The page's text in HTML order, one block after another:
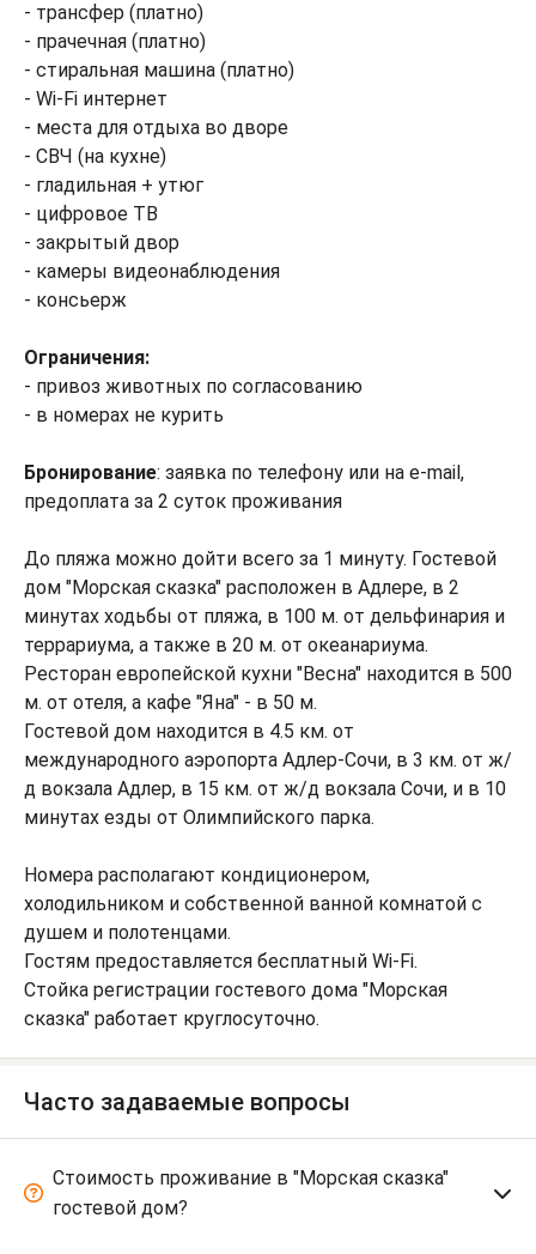
- трансфер (платно)
- прачечная (платно)
- стиральная машина (платно)
- Wi-Fi интернет
- места для отдыха во дворе
- СВЧ (на кухне)
- гладильная + утюг
- цифровое ТВ
- закрытый двор
- камеры видеонаблюдения
- консьерж
Ограничения:
- привоз животных по согласованию
- в номерах не курить
Бронирование: заявка по телефону или на e-mail,
предоплата за 2 суток проживания
До пляжа можно дойти всего за 1 минуту. Гостевой
дом "Морская сказка" расположен в Адлере, в 2
минутах ходьбы от пляжа, в 100 м. от дельфинария и
террариума, а также в 20 м. от океанариума.
Ресторан европейской кухни "Весна" находится в 500
м. от отеля, а кафе "Яна" - в 50 м.
Гостевой дом находится в 4.5 км. от
международного аэропорта Адлер-Сочи, в 3 км. от ж/
д вокзала Адлер, в 15 км. от ж/д вокзала Сочи, и в 10
минутах езды от Олимпийского парка.
Номера располагают кондиционером,
холодильником и собственной ванной комнатой с
душем и полотенцами.
Гостям предоставляется бесплатный Wi-Fi.
Стойка регистрации гостевого дома "Морская
сказка" работает круглосуточно.
Часто задаваемые вопросы
Стоимость проживание в "Морская сказка"
гостевой дом?